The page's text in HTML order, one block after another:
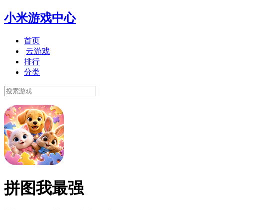
小米游戏中心
首页
云游戏
排行
分类
拼图我最强